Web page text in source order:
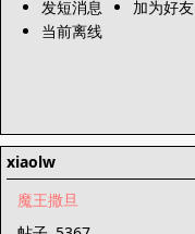
发短消息
加为好友
当前离线
xiaolw
魔王撒旦